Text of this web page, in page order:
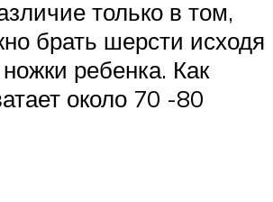
только в том,
брать шерсти исходя
ребенка. Как
около 70 -80